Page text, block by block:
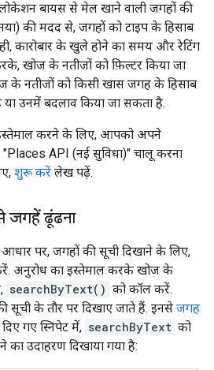
बायस से मेल खाने वाली जगहों की
की मदद से, जगहों को टाइप के हिसाब
कारोबार के खुले होने का समय और रेटिंग
खोज के नतीजों को फ़िल्टर किया जा
के नतीजों को किसी खास जगह के हिसाब
उनमें बदलाव किया जा सकता है.
इस्तेमाल करने के लिए, आपको अपने
"Places API (नई सुविधा)" चालू करना
शुरू करें लेख पढ़ें.
जगहें ढूंढना
पर, जगहों की सूची दिखाने के लिए,
अनुरोध का इस्तेमाल करके खोज के
searchByText() को कॉल करें.
सूची के तौर पर दिखाए जाते हैं. इनसे जगह
गए स्निपेट में, searchByText को
उदाहरण दिखाया गया है: